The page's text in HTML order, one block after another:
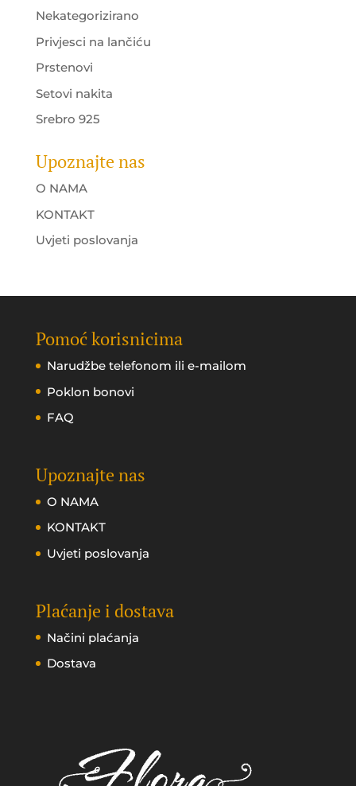
Nekategorizirano
Privjesci na lančiću
Prstenovi
Setovi nakita
Srebro 925
Upoznajte nas
O NAMA
KONTAKT
Uvjeti poslovanja
Pomoć korisnicima
Narudžbe telefonom ili e-mailom
Poklon bonovi
FAQ
Upoznajte nas
O NAMA
KONTAKT
Uvjeti poslovanja
Plaćanje i dostava
Načini plaćanja
Dostava